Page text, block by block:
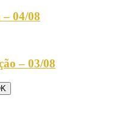
– 04/08
– 03/08